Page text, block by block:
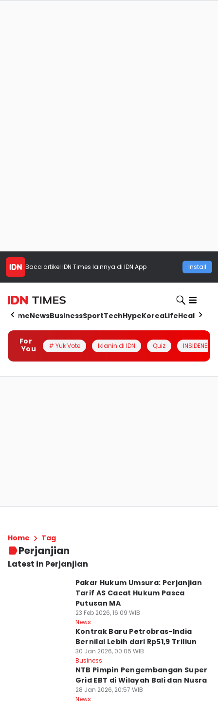
Baca artikel IDN Times lainnya di IDN App Install
HomeNewsBusinessSportTechHypeKoreaLifeHealth
For
You
# Yuk Vote Iklanin di IDN Quiz INSIDENESIA
Home Tag
Perjanjian
Latest in Perjanjian
Pakar Hukum Umsura: Perjanjian
Tarif AS Cacat Hukum Pasca
Putusan MA
23 Feb 2026, 16:09 WIB
News
Kontrak Baru Petrobras-India
Bernilai Lebih dari Rp51,9 Triliun
30 Jan 2026, 00:05 WIB
Business
NTB Pimpin Pengembangan Super
Grid EBT di Wilayah Bali dan Nusra
28 Jan 2026, 20:57 WIB
News